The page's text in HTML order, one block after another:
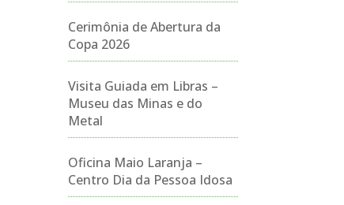
Cerimônia de Abertura da
Copa 2026
Visita Guiada em Libras –
Museu das Minas e do
Metal
Oficina Maio Laranja –
Centro Dia da Pessoa Idosa